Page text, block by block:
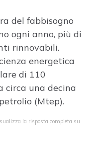
del fabbisogno
ogni anno, più di
rinnovabili.
energetica
di 110
circa una decina
(Mtep).
la risposta completa su